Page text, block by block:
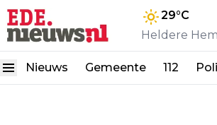
29°C
Heldere
Nieuws Gemeente 112